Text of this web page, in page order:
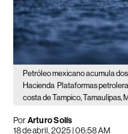
Petróleo mexicano acumula
Hacienda Plataformas
costa de Tampico, Tamaulipas,
PorArturo Solís
18 de abril, 2025 | 06:58 AM